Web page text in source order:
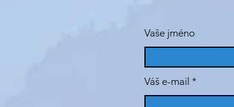
Vaše jméno
Váš e-mail